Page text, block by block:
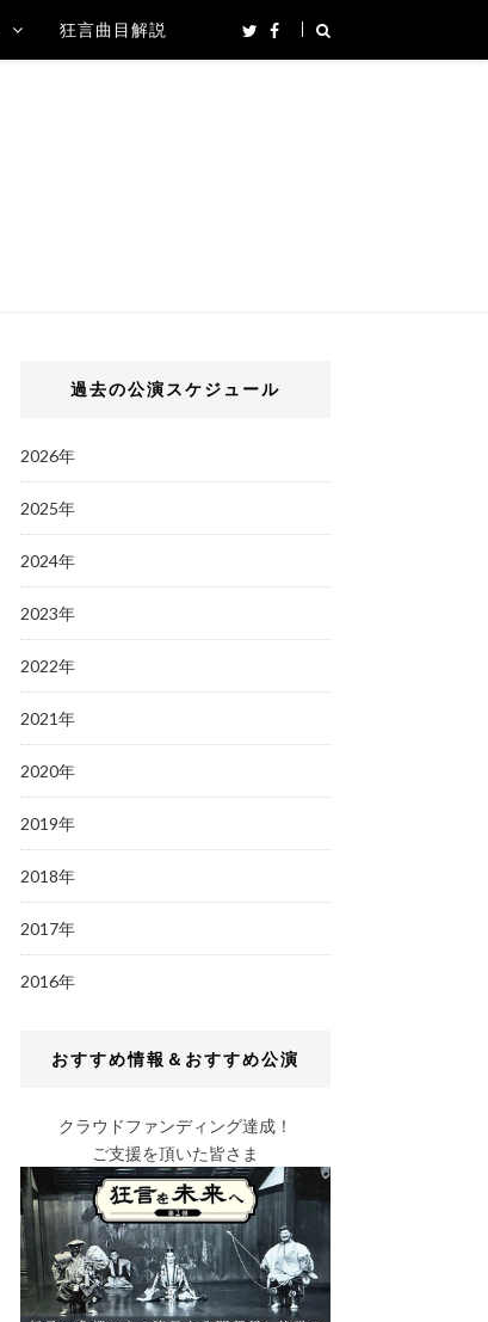
狂言曲目解説
過去の公演スケジュール
2026年
2025年
2024年
2023年
2022年
2021年
2020年
2019年
2018年
2017年
2016年
おすすめ情報＆おすすめ公演
クラウドファンディング達成！
ご支援を頂いた皆さま